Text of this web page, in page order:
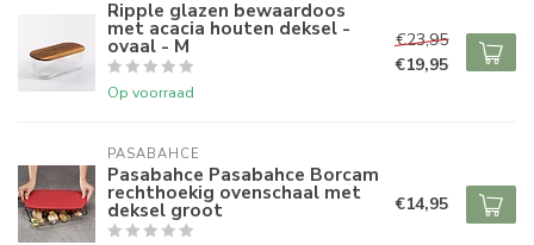
Ripple glazen bewaardoos
met acacia houten deksel -
ovaal - M
Op voorraad
€23,95
€19,95
PASABAHCE
Pasabahce Pasabahce Borcam
rechthoekig ovenschaal met
deksel groot €14,95